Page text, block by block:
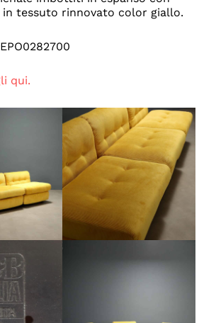
tessuto rinnovato color giallo.
qui.